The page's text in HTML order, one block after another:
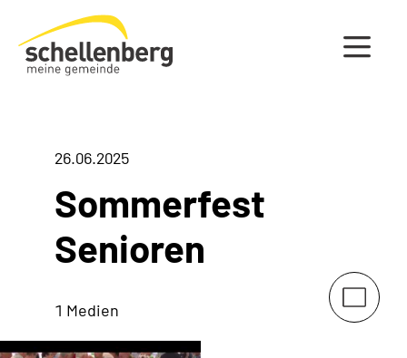
Gemeinde Schellenberg Startseite
26.06.2025
Sommerfest
Senioren
1 Medien